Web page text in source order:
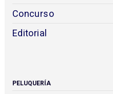
Concurso
Editorial
PELUQUERÍA